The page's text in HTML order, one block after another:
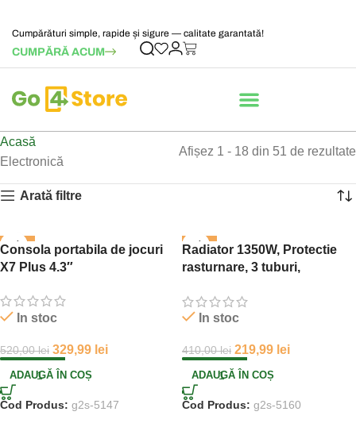
Cumpărături simple, rapide și sigure — calitate garantată!
CUMPĂRĂ ACUM
Acasă
Electronică
Afișez 1 - 18 din 51 de rezultate
Arată filtre
-37%
Consola portabila de jocuri
X7 Plus 4.3″
In stoc
520,00lei 329,99 lei
ADAUGĂ ÎN COȘ
Cod Produs: g2s-5147
-46%
Radiator 1350W, Protectie
rasturnare, 3 tuburi,
In stoc
410,00lei 219,99 lei
ADAUGĂ ÎN COȘ
Cod Produs: g2s-5160